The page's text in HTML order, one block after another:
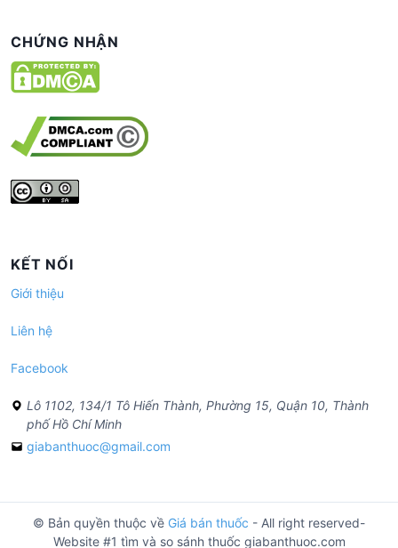
CHỨNG NHẬN
KẾT NỐI
Giới thiệu
Liên hệ
Facebook
Lô 1102, 134/1 Tô Hiến Thành, Phường 15, Quận 10, Thành
phố Hồ Chí Minh
giabanthuoc@gmail.com
© Bản quyền thuộc về Giá bán thuốc - All right reserved-
Website #1 tìm và so sánh thuốc giabanthuoc.com